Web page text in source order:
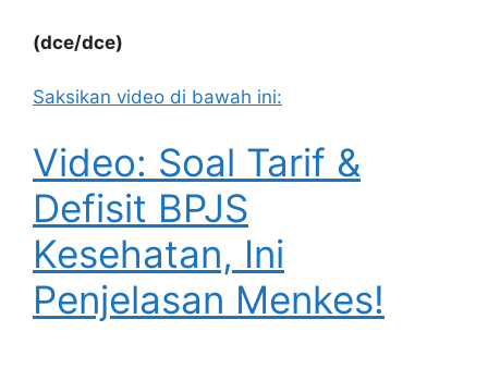
(dce/dce)
Saksikan video di bawah ini:
Video: Soal Tarif &
Defisit BPJS
Kesehatan, Ini
Penjelasan Menkes!